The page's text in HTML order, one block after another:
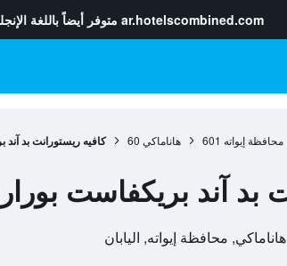
ar.hotelscombined.com متوفر أيضاً باللغة
محافظة إيواته 601 هاناماكي 60 كافيه ريستورانت بد
بد آند بريكفاست